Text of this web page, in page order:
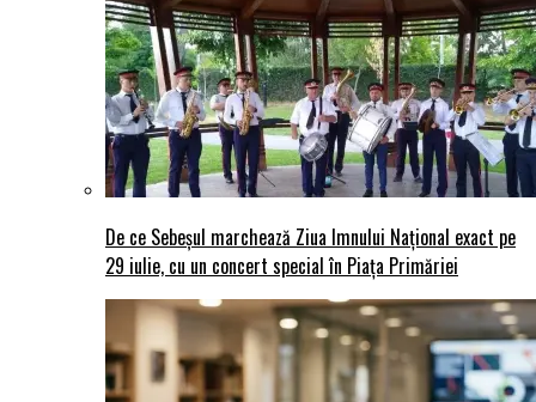
De ce Sebeșul marchează Ziua Imnului Național exact pe
29 iulie, cu un concert special în Piața Primăriei